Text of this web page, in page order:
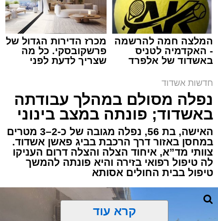
תגים:איחוד הצלה, אשדוד, הצלה
אירוע דרמטי הסתיים בנס רפואי באשדוד, לאחר
שגבר בן 56 התמוטט בביתו שבאחד הרחובות
ברובע י"א בעיר, כתוצאה מאירוע פתאומי שגרם
להפסקת פעילות ליבו.
למקום הוזעקו מיד צוותי רפואה ומתנדבים של
ארגון "איחוד הצלה". החובשים והפרמדיקים
שהגיעו לזירה הבחינו כי הגבר ללא דופק וללא
הכרה, ופתחו מיידית בפעולות החייאה מתקדמות,
הכוללות עיסויי לב ושימוש במפעם (דפיברילטור).
המלצה חמה להרשמה
- האקדמיה לטניס
באשדוד של אלפרד
מכרז הדירות הגדול של
פרשקובסקי. כל מה
שצריך לדעת לפני
חדשות אשדוד
נפלה מסולם במהלך עבודתה
באשדוד; פונתה במצב בינוני
האישה, בת 56, נפלה מגובה של כ-2–3 מטרים
במחסן באזור דרך הרכבת בביג פאשן אשדוד.
צוותי מד”א, איחוד הצלה והצלה דרום העניקו
לה טיפול רפואי בזירה והיא פונתה להמשך
טיפול בבית החולים אסותא
קרא עוד